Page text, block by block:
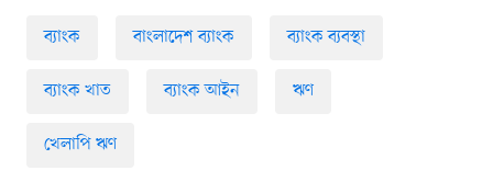
ব্যাংক বাংলাদেশ ব্যাংক ব্যাংক ব্যবস্থা
ব্যাংক খাত ব্যাংক আইন ঋণ
খেলাপি ঋণ